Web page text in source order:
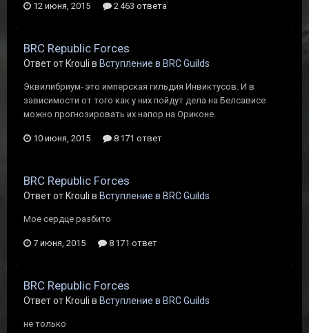
12 июня, 2015 2 463 ответа
BRC Republic Forces
Ответ от Krouli в Вступление в BRC Guilds
Эквилибриум- это имперская гильдия Инвиктусов. И в
зависимости от того как у них пойдут дела на Белсависе
можно прогнозировать их напор на Ориконе.
10 июня, 2015 8 171 ответ
BRC Republic Forces
Ответ от Krouli в Вступление в BRC Guilds
Мое сердце разбито
7 июня, 2015 8 171 ответ
BRC Republic Forces
Ответ от Krouli в Вступление в BRC Guilds
не только